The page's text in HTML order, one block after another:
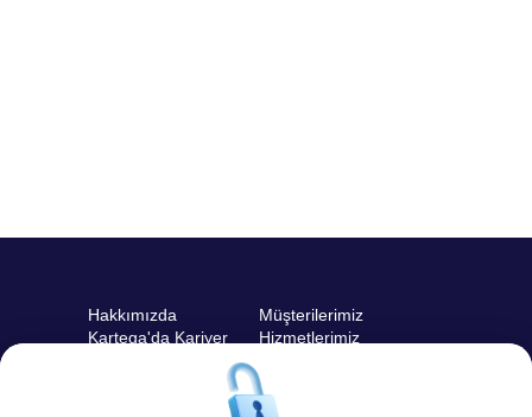
Hakkımızda
Müşterilerimiz
Kartega'da Kariyer
Hizmetlerimiz